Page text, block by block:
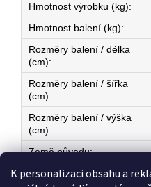
K personalizaci obsahu a
Hmotnost výrobku (kg):
Hmotnost balení (kg):
Rozměry balení / délka
(cm):
Rozměry balení / šířka
(cm):
Rozměry balení / výška
(cm):
Země původu: